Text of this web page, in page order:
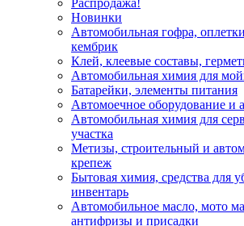
Распродажа!
Новинки
Автомобильная гофра,
кембрик
Клей, клеевые составы,
Автомобильная химия для
Батарейки, элементы питания
Автомоечное оборудование и
Автомобильная химия для
участка
Метизы, строительный и
крепеж
Бытовая химия, средства для
инвентарь
Автомобильное масло, мото
антифризы и присадки